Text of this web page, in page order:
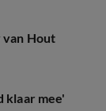
Hout
klaar mee'